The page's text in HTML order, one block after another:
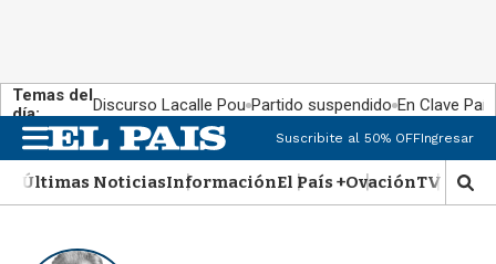
Temas del
día:
Discurso Lacalle Pou Partido suspendido En Clave País
n
u
Suscribite al 50% OFFIngresar
Últimas NoticiasInformaciónEl País +OvaciónTV Show
M
o